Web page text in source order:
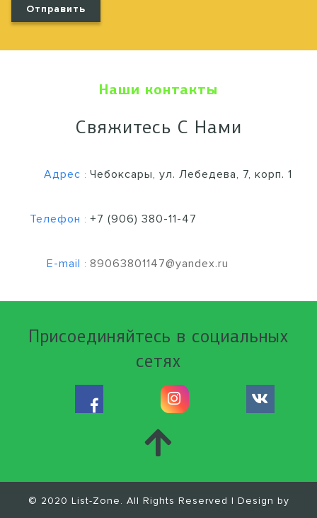
Наши контакты
Свяжитесь С Нами
Адрес : Чебоксары, ул. Лебедева, 7, корп. 1
Телефон : +7 (906) 380-11-47
E-mail : 89063801147@yandex.ru
Присоединяйтесь в социальных
сетях
© 2020 List-Zone. All Rights Reserved | Design by